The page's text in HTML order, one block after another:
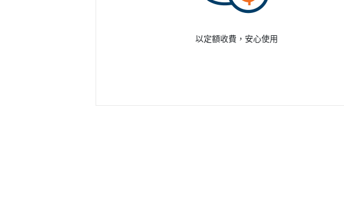
以定額收費，安心使用